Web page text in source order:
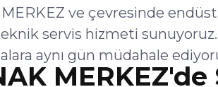
MERKEZ ve çevresinde
servis hizmeti sunuyoruz.
aynı gün müdahale